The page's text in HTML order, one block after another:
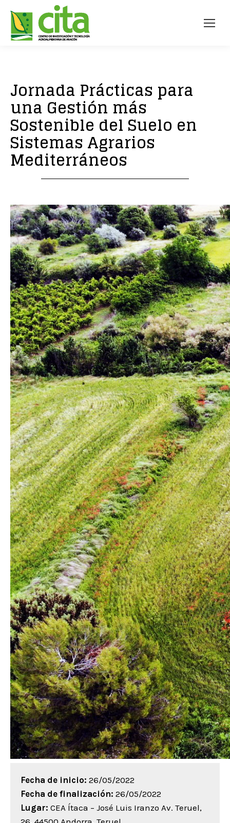
Jornada Prácticas para
una Gestión más
Sostenible del Suelo en
Sistemas Agrarios
Mediterráneos
Fecha de inicio: 26/05/2022
Fecha de finalización: 26/05/2022
Lugar: CEA Ítaca – José Luis Iranzo Av. Teruel,